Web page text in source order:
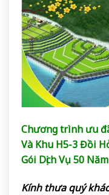
Chương trình ưu
Và Khu H5-3 Đồi
Gói Dịch Vụ 50 Năm
Kính thưa quý